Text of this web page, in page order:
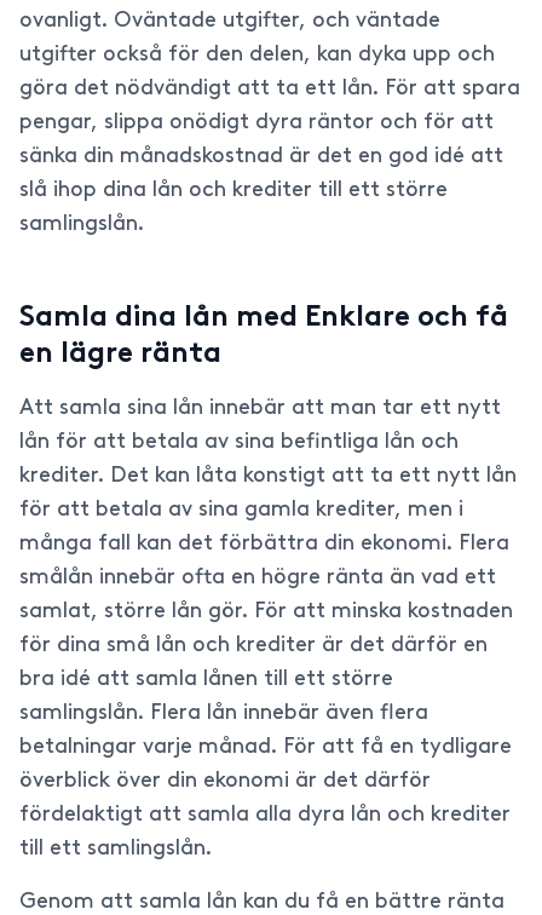
ovanligt. Oväntade utgifter, och väntade
utgifter också för den delen, kan dyka upp och
göra det nödvändigt att ta ett lån. För att spara
pengar, slippa onödigt dyra räntor och för att
sänka din månadskostnad är det en god idé att
slå ihop dina lån och krediter till ett större
samlingslån.
Samla dina lån med Enklare och få
en lägre ränta
Att samla sina lån innebär att man tar ett nytt
lån för att betala av sina befintliga lån och
krediter. Det kan låta konstigt att ta ett nytt lån
för att betala av sina gamla krediter, men i
många fall kan det förbättra din ekonomi. Flera
smålån innebär ofta en högre ränta än vad ett
samlat, större lån gör. För att minska kostnaden
för dina små lån och krediter är det därför en
bra idé att samla lånen till ett större
samlingslån. Flera lån innebär även flera
betalningar varje månad. För att få en tydligare
överblick över din ekonomi är det därför
fördelaktigt att samla alla dyra lån och krediter
till ett samlingslån.
Genom att samla lån kan du få en bättre ränta